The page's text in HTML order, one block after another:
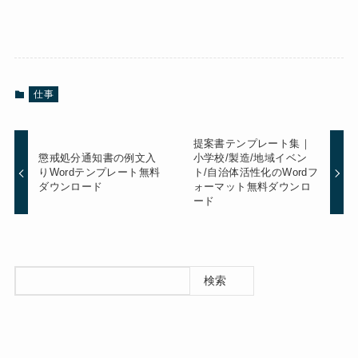
仕事
懲戒処分通知書の例文入
りWordテンプレート無料
ダウンロード
提案書テンプレート集｜
小学校/製造/地域イベン
ト/自治体活性化のWordフ
ォーマット無料ダウンロ
ード
検索